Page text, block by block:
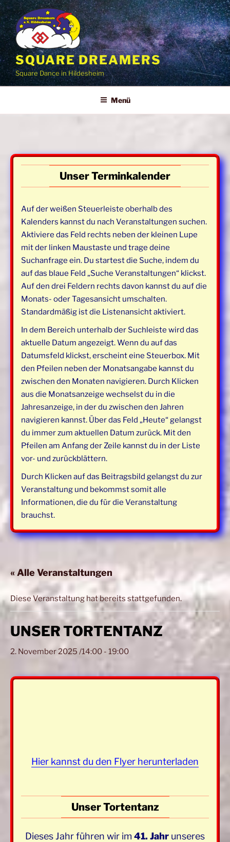
Zum
Inhalt
springen
SQUARE DREAMERS
Square Dance in Hildesheim
Menü
Unser Terminkalender
Auf der weißen Steuerleiste oberhalb des
Kalenders kannst du nach Veranstaltungen suchen.
Aktiviere das Feld rechts neben der kleinen Lupe
mit der linken Maustaste und trage deine
Suchanfrage ein. Du startest die Suche, indem du
auf das blaue Feld „Suche Veranstaltungen“ klickst.
Auf den drei Feldern rechts davon kannst du auf die
Monats- oder Tagesansicht umschalten.
Standardmäßig ist die Listenansicht aktiviert.
In dem Bereich unterhalb der Suchleiste wird das
aktuelle Datum angezeigt. Wenn du auf das
Datumsfeld klickst, erscheint eine Steuerbox. Mit
den Pfeilen neben der Monatsangabe kannst du
zwischen den Monaten navigieren. Durch Klicken
aus die Monatsanzeige wechselst du in die
Jahresanzeige, in der du zwischen den Jahren
navigieren kannst. Über das Feld „Heute“ gelangst
du immer zum aktuellen Datum zurück. Mit den
Pfeilen am Anfang der Zeile kannst du in der Liste
vor- und zurückblättern.
Durch Klicken auf das Beitragsbild gelangst du zur
Veranstaltung und bekommst somit alle
Informationen, die du für die Veranstaltung
brauchst.
« Alle Veranstaltungen
Diese Veranstaltung hat bereits stattgefunden.
UNSER TORTENTANZ
2. November 2025 /14:00 - 19:00
Hier kannst du den Flyer herunterladen
Unser Tortentanz
Dieses Jahr führen wir im 41. Jahr unseres